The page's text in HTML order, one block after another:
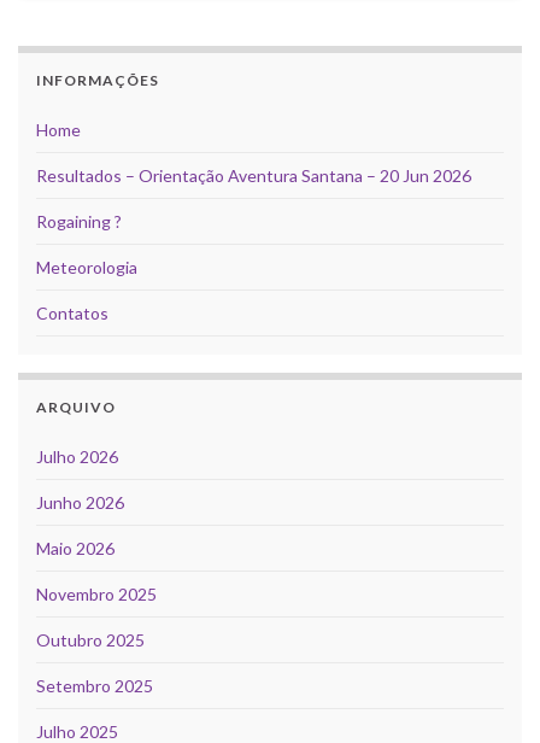
INFORMAÇÕES
Home
Resultados – Orientação Aventura Santana – 20 Jun 2026
Rogaining ?
Meteorologia
Contatos
ARQUIVO
Julho 2026
Junho 2026
Maio 2026
Novembro 2025
Outubro 2025
Setembro 2025
Julho 2025